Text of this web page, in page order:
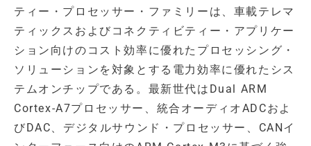
ティー・プロセッサー・ファミリーは、車載テレマ
ティックスおよびコネクティビティー・アプリケー
ション向けのコスト効率に優れたプロセッシング・
ソリューションを対象とする電力効率に優れたシス
テムオンチップである。最新世代はDual ARM
Cortex-A7プロセッサー、統合オーディオADCおよ
びDAC、デジタルサウンド・プロセッサー、CANイ